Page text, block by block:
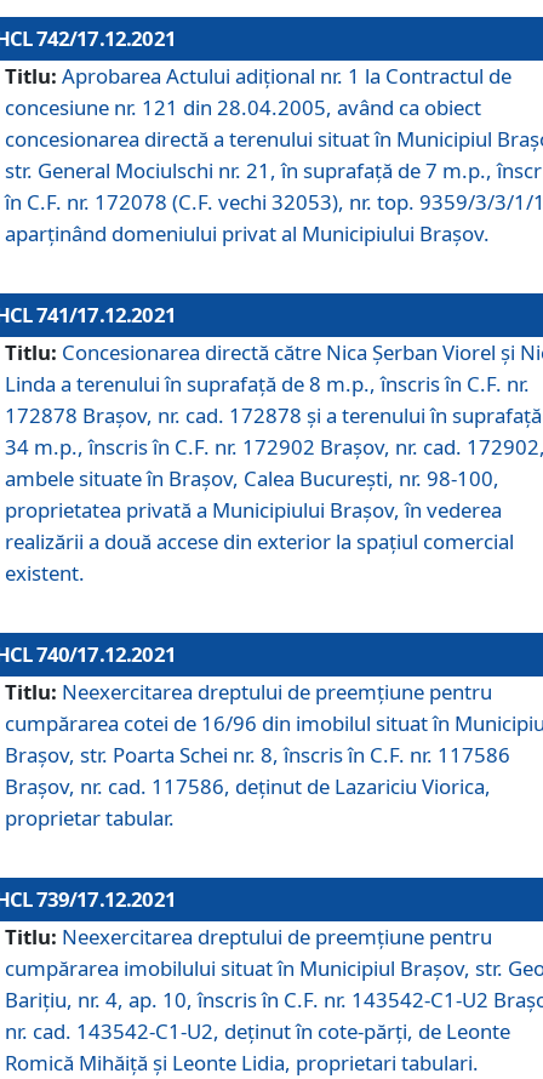
742/17.12.2021
Titlu: Aprobarea Actului adiţional nr. 1 la Contractul de
concesiune nr. 121 din 28.04.2005, având ca obiect
concesionarea directă a terenului situat în Municipiul
str. General Mociulschi nr. 21, în suprafață de 7 m.p.,
în C.F. nr. 172078 (C.F. vechi 32053), nr. top. 9359/3/3/1/
aparținând domeniului privat al Municipiului Brașov.
741/17.12.2021
Titlu: Concesionarea directă către Nica Șerban Viorel și
Linda a terenului în suprafață de 8 m.p., înscris în C.F. nr.
172878 Brașov, nr. cad. 172878 și a terenului în
34 m.p., înscris în C.F. nr. 172902 Brașov, nr. cad.
ambele situate în Brașov, Calea București, nr. 98-100,
proprietatea privată a Municipiului Brașov, în vederea
realizării a două accese din exterior la spațiul comercial
existent.
740/17.12.2021
Titlu: Neexercitarea dreptului de preemţiune pentru
cumpărarea cotei de 16/96 din imobilul situat în
Braşov, str. Poarta Schei nr. 8, înscris în C.F. nr. 117586
Brașov, nr. cad. 117586, deținut de Lazariciu Viorica,
proprietar tabular.
739/17.12.2021
Titlu: Neexercitarea dreptului de preemţiune pentru
cumpărarea imobilului situat în Municipiul Braşov, str.
Barițiu, nr. 4, ap. 10, înscris în C.F. nr. 143542-C1-U2
nr. cad. 143542-C1-U2, deținut în cote-părți, de Leonte
Romică Mihăiță și Leonte Lidia, proprietari tabulari.